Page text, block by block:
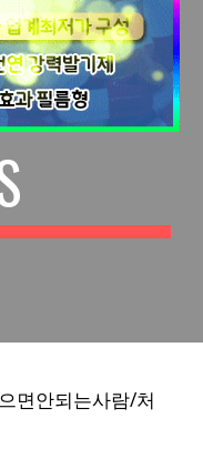
면안되는사람/처